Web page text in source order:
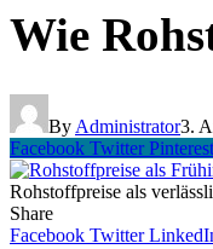
Wie
By Administrator3.
Facebook Twitter Pinterest
Rohstoffpreise als
Share
Facebook Twitter